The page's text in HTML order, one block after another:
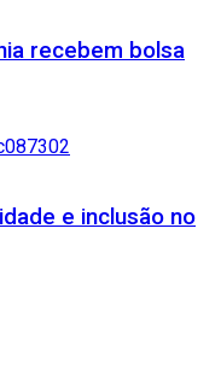
recebem bolsa
e inclusão no